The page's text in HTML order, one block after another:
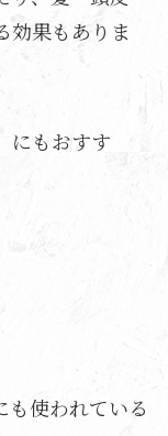
効果もありま
にもおすす
も使われている